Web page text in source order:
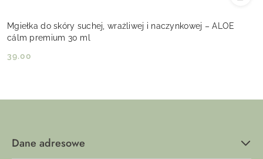
Mgiełka do skóry suchej, wrażliwej i naczynkowej – ALOE
cálm premium 30 ml
Cena:
39.00
Dane adresowe